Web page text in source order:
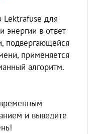
Lektrafuse для
энергии в ответ
подвергающейся
применяется
алгоритм.
и выведите